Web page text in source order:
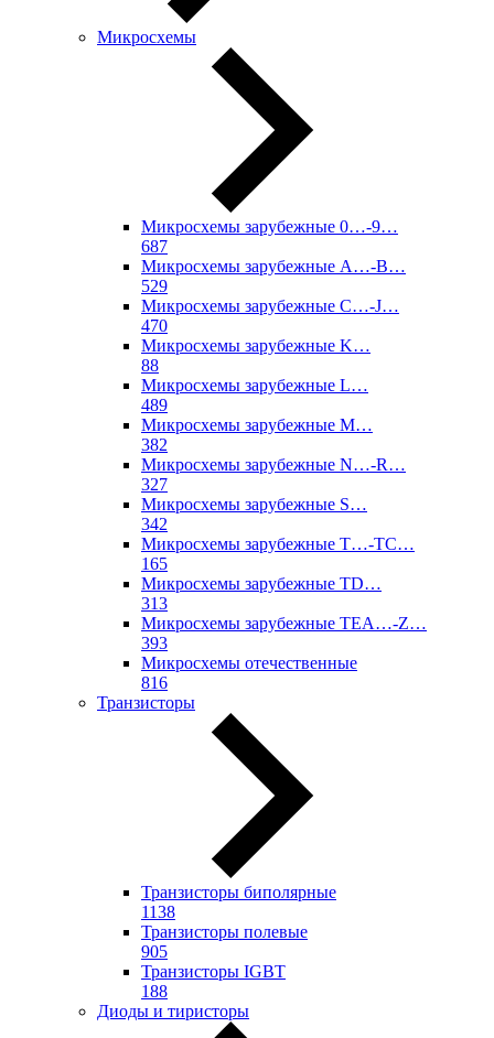
Микросхемы
Микросхемы зарубежные 0…-9…
687
Микросхемы зарубежные A…-B…
529
Микросхемы зарубежные C…-J…
470
Микросхемы зарубежные K…
88
Микросхемы зарубежные L…
489
Микросхемы зарубежные M…
382
Микросхемы зарубежные N…-R…
327
Микросхемы зарубежные S…
342
Микросхемы зарубежные T…-TC…
165
Микросхемы зарубежные TD…
313
Микросхемы зарубежные TEA…-Z…
393
Микросхемы отечественные
816
Транзисторы
Транзисторы биполярные
1138
Транзисторы полевые
905
Транзисторы IGBT
188
Диоды и тиристоры